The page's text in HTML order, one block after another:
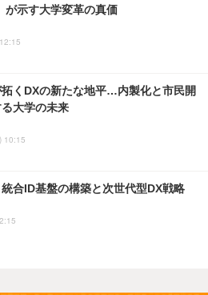
が示す大学変革の真価
くDXの新たな地平…内製化と市民開
大学の未来
10:15
合ID基盤の構築と次世代型DX戦略